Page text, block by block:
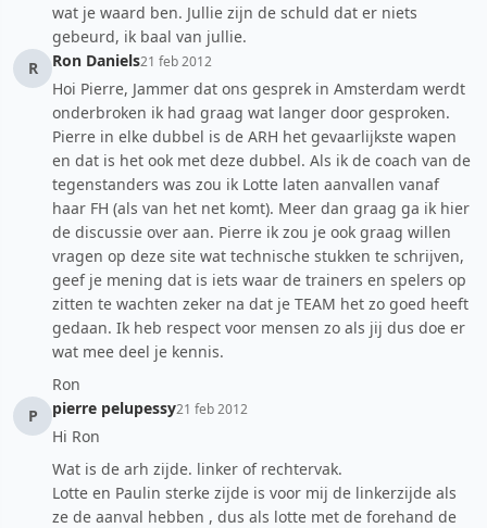
wat je waard ben. Jullie zijn de schuld dat er niets
gebeurd, ik baal van jullie.
R
Ron Daniels21 feb 2012
Hoi Pierre, Jammer dat ons gesprek in Amsterdam werdt
onderbroken ik had graag wat langer door gesproken.
Pierre in elke dubbel is de ARH het gevaarlijkste wapen
en dat is het ook met deze dubbel. Als ik de coach van de
tegenstanders was zou ik Lotte laten aanvallen vanaf
haar FH (als van het net komt). Meer dan graag ga ik hier
de discussie over aan. Pierre ik zou je ook graag willen
vragen op deze site wat technische stukken te schrijven,
geef je mening dat is iets waar de trainers en spelers op
zitten te wachten zeker na dat je TEAM het zo goed heeft
gedaan. Ik heb respect voor mensen zo als jij dus doe er
wat mee deel je kennis.
Ron
P
pierre pelupessy21 feb 2012
Hi Ron
Wat is de arh zijde. linker of rechtervak.
Lotte en Paulin sterke zijde is voor mij de linkerzijde als
ze de aanval hebben , dus als lotte met de forehand de